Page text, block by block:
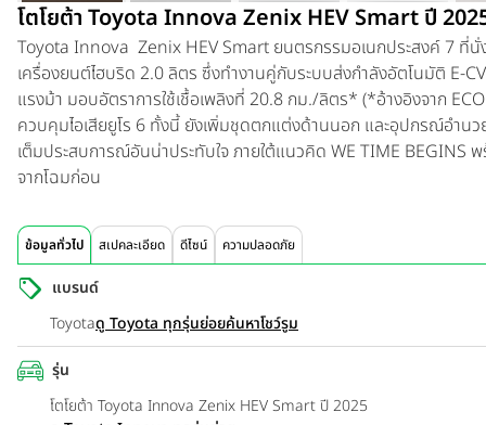
โตโยต้า Toyota Innova Zenix HEV Smart ปี
Toyota Innova Zenix HEV Smart ยนตรกรรมอเนกประสงค์ 7 ที่
เครื่องยนต์ไฮบริด 2.0 ลิตร ซึ่งทำงานคู่กับระบบส่งกำลังอัตโนมัติ E-
แรงม้า มอบอัตราการใช้เชื้อเพลิงที่ 20.8 กม./ลิตร* (*อ้างอิงจาก
ควบคุมไอเสียยูโร 6 ทั้งนี้ ยังเพิ่มชุดตกแต่งด้านนอก และอุปกรณ์อำน
เต็มประสบการณ์อันน่าประทับใจ ภายใต้แนวคิด WE TIME BEGINS
จากโฉมก่อน
ข้อมูลทั่วไป สเปคละเอียด ดีไซน์ ความปลอดภัย
แบรนด์
Toyotaดู Toyota ทุกรุ่นย่อยค้นหาโชว์รูม
รุ่น
โตโยต้า Toyota Innova Zenix HEV Smart ปี 2025